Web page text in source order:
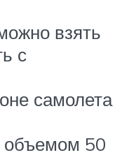
взять
с
самолета
объемом 50